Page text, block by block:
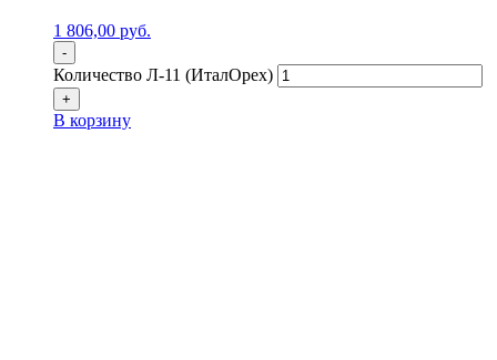
1 806,00 руб.
-
Количество Л-11 (ИталОрех)
+
В корзину